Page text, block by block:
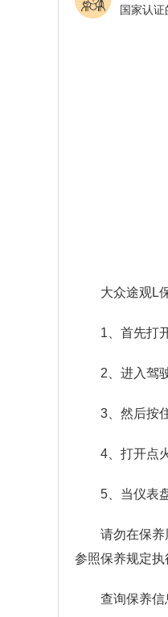
大众途观L
1、首先打
2、进入驾
3、然后按
4、打开点
5、当仪表
请勿在保
参照保养规定执
查询保养信